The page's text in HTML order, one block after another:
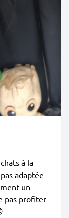
à la
adaptée
un
pas profiter